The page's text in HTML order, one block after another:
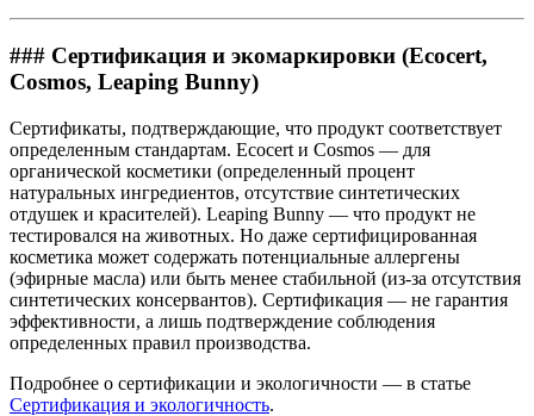
### Сертификация и экомаркировки (Ecocert,
Cosmos, Leaping Bunny)
Сертификаты, подтверждающие, что продукт соответствует
определенным стандартам. Ecocert и Cosmos — для
органической косметики (определенный процент
натуральных ингредиентов, отсутствие синтетических
отдушек и красителей). Leaping Bunny — что продукт не
тестировался на животных. Но даже сертифицированная
косметика может содержать потенциальные аллергены
(эфирные масла) или быть менее стабильной (из-за отсутствия
синтетических консервантов). Сертификация — не гарантия
эффективности, а лишь подтверждение соблюдения
определенных правил производства.
Подробнее о сертификации и экологичности — в статье
Сертификация и экологичность.